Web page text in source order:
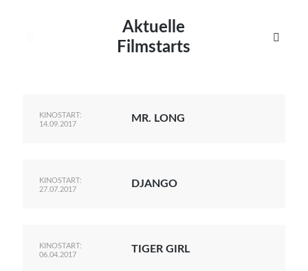
Aktuelle
Filmstarts

KINOSTART:
14.09.2017
MR. LONG
KINOSTART:
27.07.2017
DJANGO
KINOSTART:
06.04.2017
TIGER GIRL